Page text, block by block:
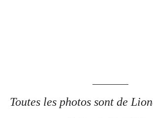
Toutes les photos sont de